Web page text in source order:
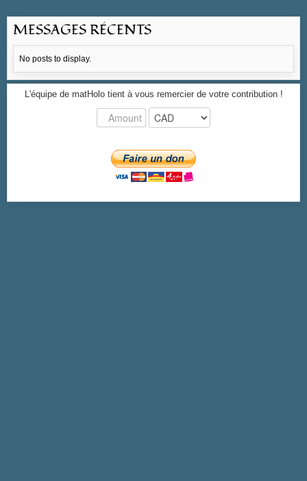
MESSAGES RÉCENTS
No posts to display.
L'équipe de matHolo tient à vous remercier de votre contribution !